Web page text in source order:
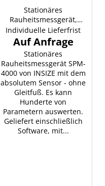
Stationäres
Rauheitsmessgerät,
INSIZE SPM-4000
Individuelle Lieferfrist
Stationäres
Rauheitsmessgerät SPM-
4000 von INSIZE mit dem
absolutem Sensor - ohne
Gleitfuß. Es kann
Hunderte von
Parametern auswerten.
Geliefert einschließlich
Software, mit...